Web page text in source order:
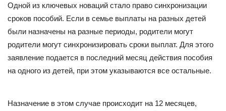
Одной из ключевых новаций стало право синхронизации
сроков пособий. Если в семье выплаты на разных детей
были назначены на разные периоды, родители могут
родители могут синхронизировать сроки выплат. Для этого
заявление подается в последний месяц действия пособия
на одного из детей, при этом указываются все остальные.
Назначение в этом случае происходит на 12 месяцев,